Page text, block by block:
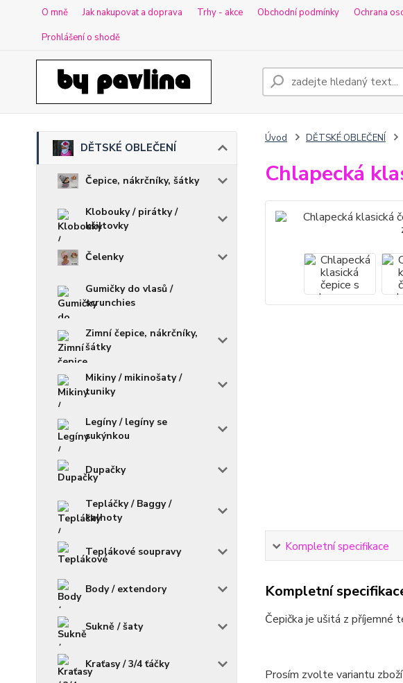
O mně Jak nakupovat a doprava Trhy - akce Obchodní podmínky Ochrana
Prohlášení o shodě
DĚTSKÉ OBLEČENÍ
Čepice, nákrčníky, šátky
Klobouky / pirátky /
kšiltovky
Čelenky
Gumičky do vlasů /
scrunchies
Zimní čepice, nákrčníky,
šátky
Mikiny / mikinošaty /
tuniky
Legíny / legíny se
sukýnkou
Dupačky
Tepláčky / Baggy /
kalhoty
Teplákové soupravy
Body / extendory
Sukně / šaty
Kraťasy / 3/4 ťáčky
Úvod DĚTSKÉ OBLEČENÍ
Chlapecká
Kompletní specifikace
Kompletní
Čepička je ušitá z příjemné
Prosím zvolte variantu